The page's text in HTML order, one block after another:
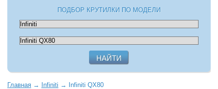
ПОДБОР КРУТИЛКИ ПО МОДЕЛИ
Главная → Infiniti → Infiniti QX80